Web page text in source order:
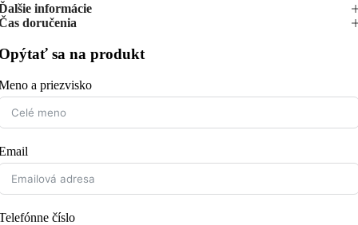
informácie
doručenia
sa na produkt
a priezvisko
číslo